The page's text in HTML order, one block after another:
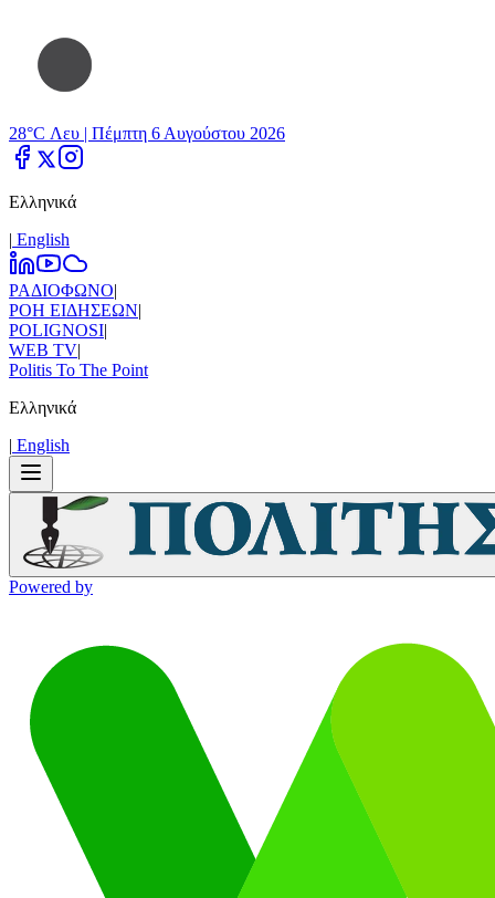
28°C Λευ | Πέμπτη 6 Αυγούστου 2026
Ελληνικά
| Εnglish
ΡΑΔΙΟΦΩΝΟ|
ΡΟΗ ΕΙΔΗΣΕΩΝ|
POLIGNOSI|
WEB TV|
Politis To The Point
Ελληνικά
| Εnglish
Powered by